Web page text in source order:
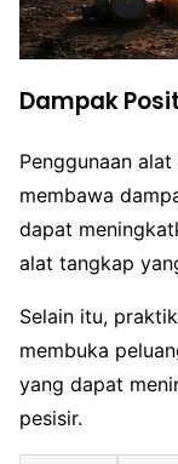
Dampak
Penggunaan
membawa
dapat
alat tangkap
Selain itu,
membuka
yang dapat
pesisir.